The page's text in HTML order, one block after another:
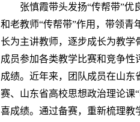
张慎霞带头发扬“传帮带”
和老教师“传帮带”作用，带领
长为主讲教师，逐步成长为教学
成员参加各类教学比赛和竞争
成绩。近年来，团队成员在山
赛、山东省高校思想政治理论课
喜成绩。通过备赛，重新梳理教